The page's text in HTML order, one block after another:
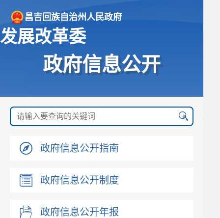
昌吉回族自治州人民政府
发展改革委
政府信息公开
政府信息公开指南
政府信息公开制度
政府信息公开年报